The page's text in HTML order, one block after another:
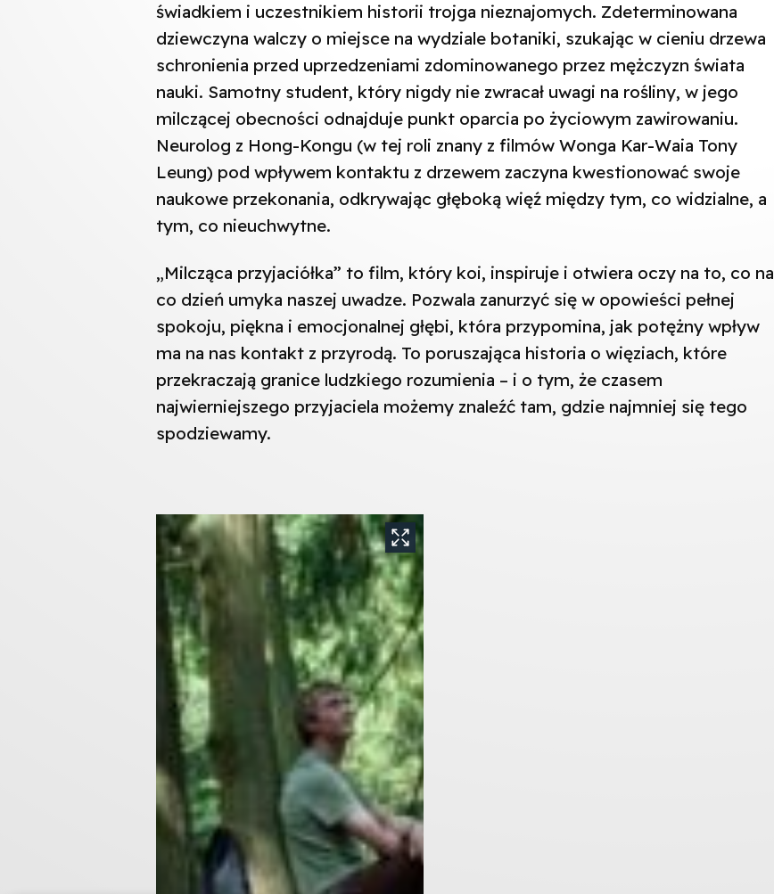
świadkiem i uczestnikiem historii trojga nieznajomych. Zdeterminowana
dziewczyna walczy o miejsce na wydziale botaniki, szukając w cieniu drzewa
schronienia przed uprzedzeniami zdominowanego przez mężczyzn świata
nauki. Samotny student, który nigdy nie zwracał uwagi na rośliny, w jego
milczącej obecności odnajduje punkt oparcia po życiowym zawirowaniu.
Neurolog z Hong-Kongu (w tej roli znany z filmów Wonga Kar-Waia Tony
Leung) pod wpływem kontaktu z drzewem zaczyna kwestionować swoje
naukowe przekonania, odkrywając głęboką więź między tym, co widzialne, a
tym, co nieuchwytne.
„Milcząca przyjaciółka” to film, który koi, inspiruje i otwiera oczy na to, co na
co dzień umyka naszej uwadze. Pozwala zanurzyć się w opowieści pełnej
spokoju, piękna i emocjonalnej głębi, która przypomina, jak potężny wpływ
ma na nas kontakt z przyrodą. To poruszająca historia o więziach, które
przekraczają granice ludzkiego rozumienia – i o tym, że czasem
najwierniejszego przyjaciela możemy znaleźć tam, gdzie najmniej się tego
spodziewamy.